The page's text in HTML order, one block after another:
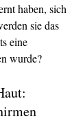
haben, sich
sie das
eine
wurde?